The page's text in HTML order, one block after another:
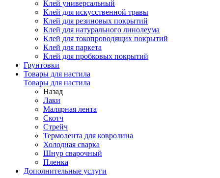
Клей универсальный
Клей для искусственной травы
Клей для резиновых покрытий
Клей для натурального линолеума
Клей для токопроводящих покрытий
Клей для паркета
Клей для пробковых покрытий
Грунтовки
Товары для настила
Товары для настила
Назад
Лаки
Малярная лента
Скотч
Стрейч
Термолента для ковролина
Холодная сварка
Шнур сварочный
Пленка
Дополнительные услуги